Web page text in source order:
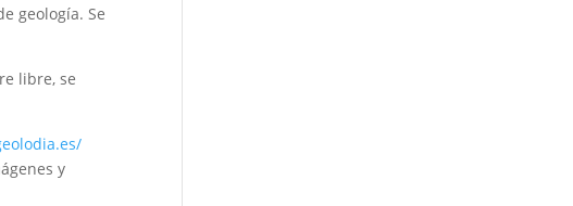
geología. Se
libre, se
y